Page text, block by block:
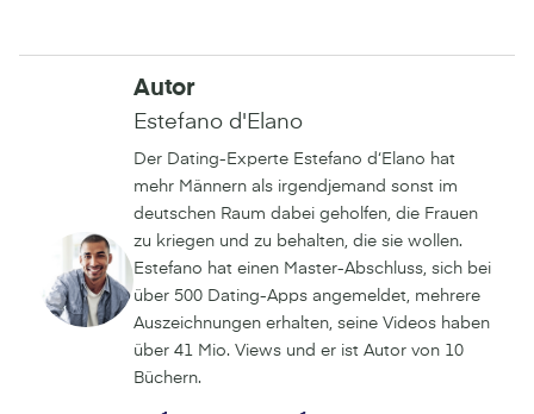
Autor
Estefano d'Elano
Der Dating-Experte Estefano d‘Elano hat
mehr Männern als irgendjemand sonst im
deutschen Raum dabei geholfen, die Frauen
zu kriegen und zu behalten, die sie wollen.
Estefano hat einen Master-Abschluss, sich bei
über 500 Dating-Apps angemeldet, mehrere
Auszeichnungen erhalten, seine Videos haben
über 41 Mio. Views und er ist Autor von 10
Büchern.